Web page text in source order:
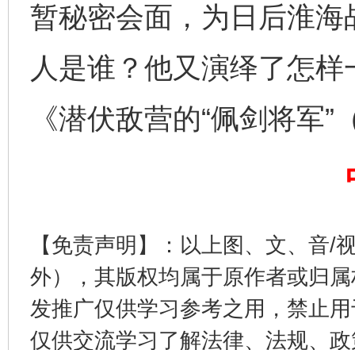
暂秘密会面，为日后淮
人是谁？他又演绎了怎
《潜伏敌营的“佩剑将军”
【免责声明】：以上图、文、音/
外），其版权均属于原作者或归
发推广仅供学习参考之用，禁止
仅供交流学习了解法律、法规、
网上购药对药下症？
这是一记警钟！ 谢